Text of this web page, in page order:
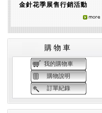
金針花季展售行銷活動
購物車
我的購物車
購物說明
訂單紀錄